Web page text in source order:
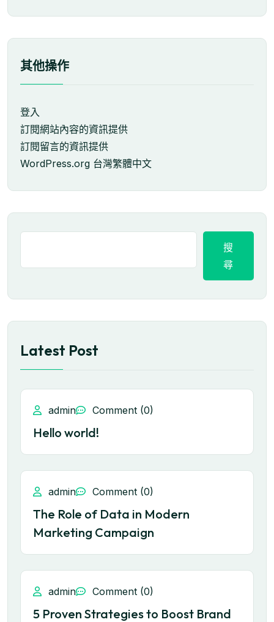
其他操作
登入
訂閱網站內容的資訊提供
訂閱留言的資訊提供
WordPress.org 台灣繁體中文
搜
尋
Latest Post
admin Comment (0)
Hello world!
admin Comment (0)
The Role of Data in Modern
Marketing Campaign
admin Comment (0)
5 Proven Strategies to Boost Brand